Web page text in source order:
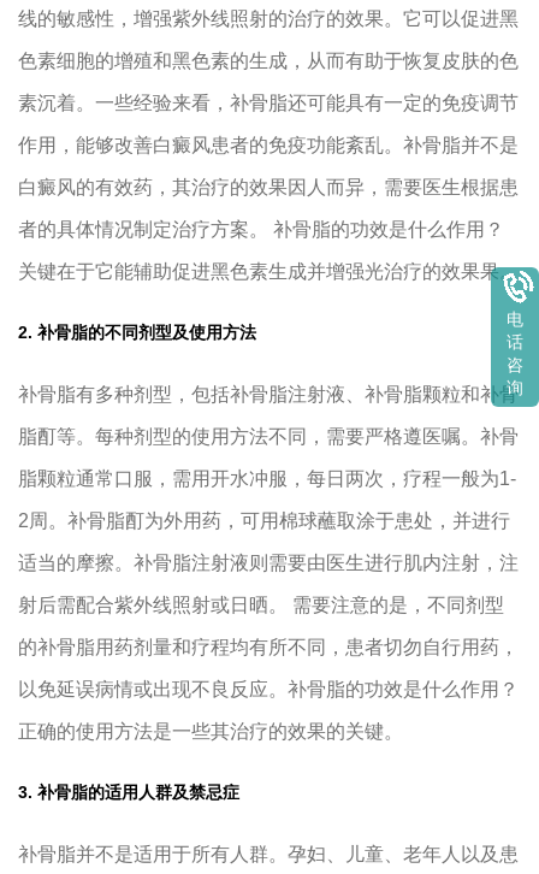
线的敏感性，增强紫外线照射的治疗的效果。它可以促进黑
色素细胞的增殖和黑色素的生成，从而有助于恢复皮肤的色
素沉着。一些经验来看，补骨脂还可能具有一定的免疫调节
作用，能够改善白癜风患者的免疫功能紊乱。补骨脂并不是
白癜风的有效药，其治疗的效果因人而异，需要医生根据患
者的具体情况制定治疗方案。 补骨脂的功效是什么作用？
关键在于它能辅助促进黑色素生成并增强光治疗的效果果。
2. 补骨脂的不同剂型及使用方法
补骨脂有多种剂型，包括补骨脂注射液、补骨脂颗粒和补骨
脂酊等。每种剂型的使用方法不同，需要严格遵医嘱。补骨
脂颗粒通常口服，需用开水冲服，每日两次，疗程一般为1-
2周。补骨脂酊为外用药，可用棉球蘸取涂于患处，并进行
适当的摩擦。补骨脂注射液则需要由医生进行肌内注射，注
射后需配合紫外线照射或日晒。 需要注意的是，不同剂型
的补骨脂用药剂量和疗程均有所不同，患者切勿自行用药，
以免延误病情或出现不良反应。补骨脂的功效是什么作用？
正确的使用方法是一些其治疗的效果的关键。
3. 补骨脂的适用人群及禁忌症
补骨脂并不是适用于所有人群。孕妇、儿童、老年人以及患
电
话
咨
询